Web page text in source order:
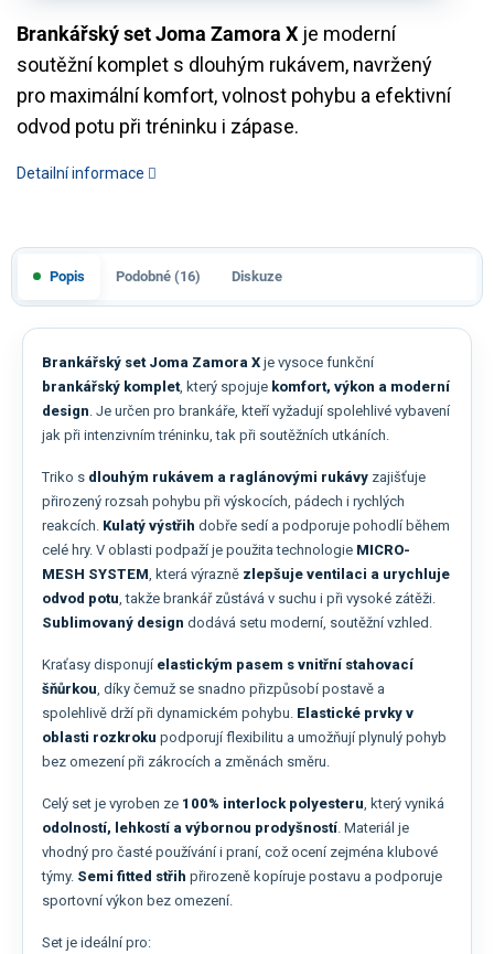
Brankářský set Joma Zamora X je moderní
soutěžní komplet s dlouhým rukávem, navržený
pro maximální komfort, volnost pohybu a efektivní
odvod potu při tréninku i zápase.
Detailní informace
Popis Podobné (16) Diskuze
Brankářský set Joma Zamora X je vysoce funkční
brankářský komplet, který spojuje komfort, výkon a moderní
design . Je určen pro brankáře, kteří vyžadují spolehlivé vybavení
jak při intenzivním tréninku, tak při soutěžních utkáních.
Triko s dlouhým rukávem a raglánovými rukávy zajišťuje
přirozený rozsah pohybu při výskocích, pádech i rychlých
reakcích. Kulatý výstřih dobře sedí a podporuje pohodlí během
celé hry. V oblasti podpaží je použita technologie MICRO-
MESH SYSTEM , která výrazně zlepšuje ventilaci a urychluje
odvod potu , takže brankář zůstává v suchu i při vysoké zátěži.
Sublimovaný design dodává setu moderní, soutěžní vzhled.
Kraťasy disponují elastickým pasem s vnitřní stahovací
šňůrkou , díky čemuž se snadno přizpůsobí postavě a
spolehlivě drží při dynamickém pohybu. Elastické prvky v
oblasti rozkroku podporují flexibilitu a umožňují plynulý pohyb
bez omezení při zákrocích a změnách směru.
Celý set je vyroben ze 100% interlock polyesteru , který vyniká
odolností, lehkostí a výbornou prodyšností . Materiál je
vhodný pro časté používání i praní, což ocení zejména klubové
týmy. Semi fitted střih přirozeně kopíruje postavu a podporuje
sportovní výkon bez omezení.
Set je ideální pro: